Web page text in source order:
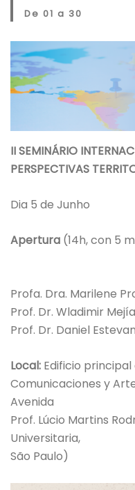
De 01 a 30
II SEMINÁRIO
PERSPECTIVAS
Dia 5 de Junho
Apertura (14h, con 5
Profa. Dra. Marilene
Prof. Dr. Wladimir
Prof. Dr. Daniel
Local: Edificio principal
Comunicaciones y
Avenida
Prof. Lúcio Martins
Universitaria,
São Paulo)